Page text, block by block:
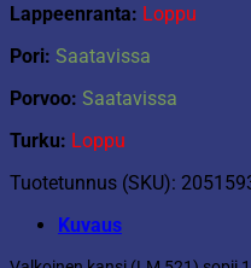
Lappeenranta: Loppu
Pori: Saatavissa
Porvoo: Saatavissa
Turku: Loppu
Tuotetunnus (SKU):
Kuvaus